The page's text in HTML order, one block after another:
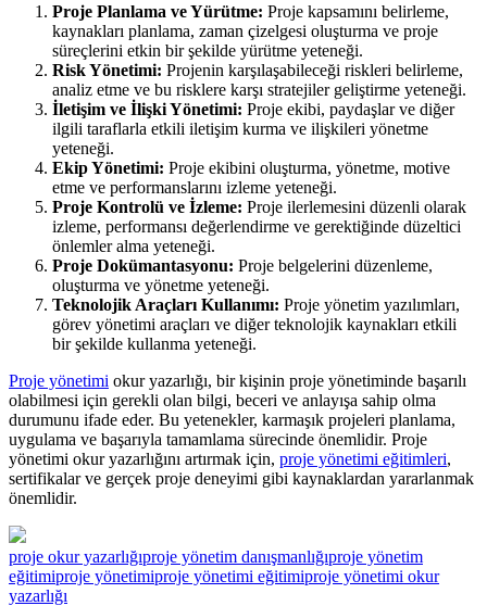
Proje Planlama ve Yürütme: Proje kapsamını belirleme,
kaynakları planlama, zaman çizelgesi oluşturma ve proje
süreçlerini etkin bir şekilde yürütme yeteneği.
Risk Yönetimi: Projenin karşılaşabileceği riskleri belirleme,
analiz etme ve bu risklere karşı stratejiler geliştirme yeteneği.
İletişim ve İlişki Yönetimi: Proje ekibi, paydaşlar ve diğer
ilgili taraflarla etkili iletişim kurma ve ilişkileri yönetme
yeteneği.
Ekip Yönetimi: Proje ekibini oluşturma, yönetme, motive
etme ve performanslarını izleme yeteneği.
Proje Kontrolü ve İzleme: Proje ilerlemesini düzenli olarak
izleme, performansı değerlendirme ve gerektiğinde düzeltici
önlemler alma yeteneği.
Proje Dokümantasyonu: Proje belgelerini düzenleme,
oluşturma ve yönetme yeteneği.
Teknolojik Araçları Kullanımı: Proje yönetim yazılımları,
görev yönetimi araçları ve diğer teknolojik kaynakları etkili
bir şekilde kullanma yeteneği.
Proje yönetimi okur yazarlığı, bir kişinin proje yönetiminde başarılı
olabilmesi için gerekli olan bilgi, beceri ve anlayışa sahip olma
durumunu ifade eder. Bu yetenekler, karmaşık projeleri planlama,
uygulama ve başarıyla tamamlama sürecinde önemlidir. Proje
yönetimi okur yazarlığını artırmak için, proje yönetimi eğitimleri,
sertifikalar ve gerçek proje deneyimi gibi kaynaklardan yararlanmak
önemlidir.
proje okur yazarlığıproje yönetim danışmanlığıproje yönetim
eğitimiproje yönetimiproje yönetimi eğitimiproje yönetimi okur
yazarlığı